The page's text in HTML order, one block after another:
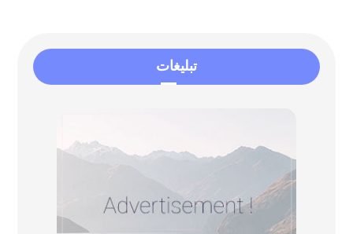
تبلیغات